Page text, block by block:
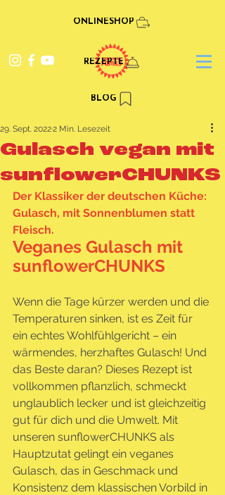
REZEPTE
BLOG
ONLINESHOP
Gulasch vegan mit
sunflowerCHUNKS
29. Sept. 20222 Min. Lesezeit
Der Klassiker der deutschen Küche:
Gulasch, mit Sonnenblumen statt
Fleisch.
Veganes Gulasch mit
sunflowerCHUNKS
Wenn die Tage kürzer werden und die
Temperaturen sinken, ist es Zeit für
ein echtes Wohlfühlgericht – ein
wärmendes, herzhaftes Gulasch! Und
das Beste daran? Dieses Rezept ist
vollkommen pflanzlich, schmeckt
unglaublich lecker und ist gleichzeitig
gut für dich und die Umwelt. Mit
unseren sunflowerCHUNKS als
Hauptzutat gelingt ein veganes
Gulasch, das in Geschmack und
Konsistenz dem klassischen Vorbild in